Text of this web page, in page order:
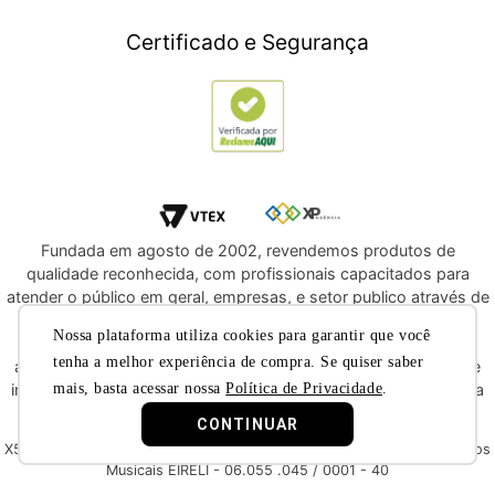
Nossa plataforma utiliza cookies para garantir que você
tenha a melhor experiência de compra. Se quiser saber
mais, basta acessar nossa Política de Privacidade.
CONTINUAR
Utilidades Domésticas
Compre e DoeCertificado e Segurança
Fundada em agosto de 2002, revendemos produtos de
qualidade reconhecida, com profissionais capacitados para
atender o público em geral, empresas, e setor publico através de
oportunidade de adquirir produtos de qualidade e com
atendimento reconhecido dentre os melhores do segmento de
instrumentos musicais e áudio profissional. Convidamos você a
nos conhecer melhor nas redes sociais.
X5 Music © 2019 - Todos os direitos reservados X5 Music Instrumentos
Musicais EIRELI - 06.055 .045 / 0001 - 40